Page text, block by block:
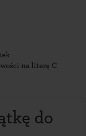
na literę C
do